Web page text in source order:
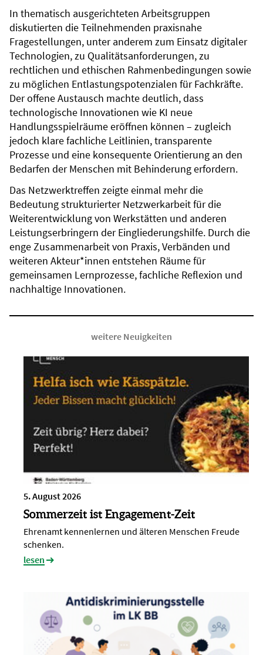
In thematisch ausgerichteten Arbeitsgruppen
diskutierten die Teilnehmenden praxisnahe
Fragestellungen, unter anderem zum Einsatz digitaler
Technologien, zu Qualitätsanforderungen, zu
rechtlichen und ethischen Rahmenbedingungen sowie
zu möglichen Entlastungspotenzialen für Fachkräfte.
Der offene Austausch machte deutlich, dass
technologische Innovationen wie KI neue
Handlungsspielräume eröffnen können – zugleich
jedoch klare fachliche Leitlinien, transparente
Prozesse und eine konsequente Orientierung an den
Bedarfen der Menschen mit Behinderung erfordern.
Das Netzwerktreffen zeigte einmal mehr die
Bedeutung strukturierter Netzwerkarbeit für die
Weiterentwicklung von Werkstätten und anderen
Leistungserbringern der Eingliederungshilfe. Durch die
enge Zusammenarbeit von Praxis, Verbänden und
weiteren Akteur*innen entstehen Räume für
gemeinsamen Lernprozesse, fachliche Reflexion und
nachhaltige Innovationen.
weitere Neuigkeiten
5. August 2026
Sommerzeit ist Engagement-Zeit
Ehrenamt kennenlernen und älteren Menschen Freude
schenken.
lesen